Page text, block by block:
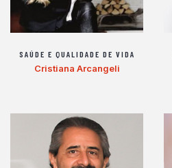
SAÚDE E QUALIDADE DE VIDA
Cristiana Arcangeli